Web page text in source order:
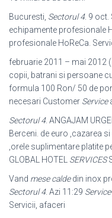
Bucuresti, Sectorul 4. 9 oct.
echipamente profesionale
profesionale HoReCa.
februarie 2011 – mai 2012
copii, batrani si persoane
formula 100 Ron/ 50 de
necesari Customer Service
Sectorul 4. ANGAJAM
Berceni. de euro ,cazarea si
,orele suplimentare platite
GLOBAL HOTEL SERVICES
Vand mese caldedin inox
Sectorul 4. Azi 11:29 Service
Servicii, afaceri